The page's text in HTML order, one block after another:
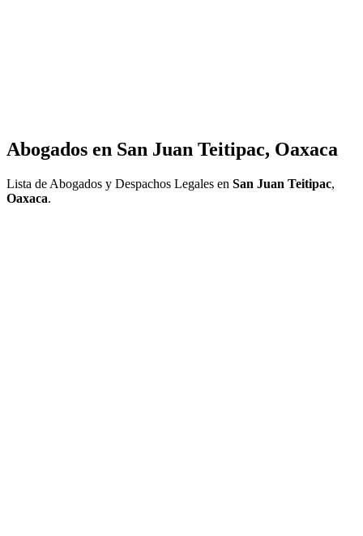
Abogados en San Juan Teitipac, Oaxaca
Lista de Abogados y Despachos Legales en San Juan Teitipac,
Oaxaca.